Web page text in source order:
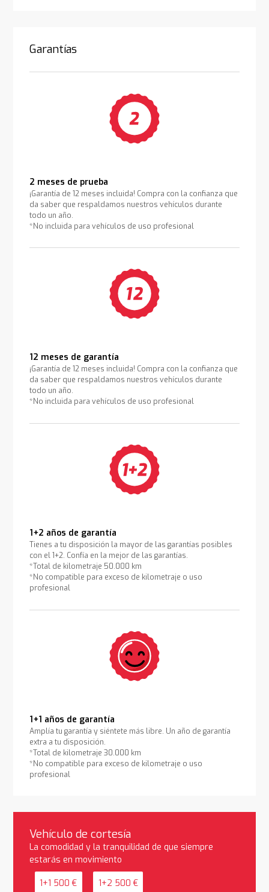
Garantías
2 meses de prueba
¡Garantía de 12 meses incluida! Compra con la confianza que
da saber que respaldamos nuestros vehículos durante
todo un año.
*No incluida para vehículos de uso profesional
12 meses de garantía
¡Garantía de 12 meses incluida! Compra con la confianza que
da saber que respaldamos nuestros vehículos durante
todo un año.
*No incluida para vehículos de uso profesional
1+2 años de garantía
Tienes a tu disposición la mayor de las garantías posibles
con el 1+2. Confía en la mejor de las garantías.
*Total de kilometraje 50.000 km
*No compatible para exceso de kilometraje o uso
profesional
1+1 años de garantía
Amplía tu garantía y siéntete más libre. Un año de garantía
extra a tu disposición.
*Total de kilometraje 30.000 km
*No compatible para exceso de kilometraje o uso
profesional
Vehículo de cortesía
La comodidad y la tranquilidad de que siempre
estarás en movimiento
1+1 500 € 1+2 500 €